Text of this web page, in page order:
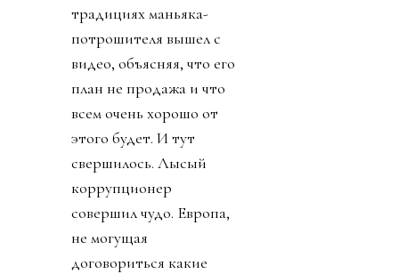
традициях маньяка-
потрошителя вышел с
видео, объясняя, что его
план не продажа и что
всем очень хорошо от
этого будет. И тут
свершилось. Лысый
коррупционер
совершил чудо. Европа,
не могущая
договориться какие